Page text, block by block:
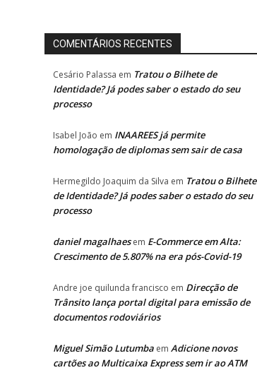
COMENTÁRIOS RECENTES
Cesário Palassa em Tratou o Bilhete de
Identidade? Já podes saber o estado do seu
processo
Isabel João em INAAREES já permite
homologação de diplomas sem sair de casa
Hermegildo Joaquim da Silva em Tratou o Bilhete
de Identidade? Já podes saber o estado do seu
processo
daniel magalhaesem E-Commerce em Alta:
Crescimento de 5.807% na era pós-Covid-19
Andre joe quilunda francisco em Direcção de
Trânsito lança portal digital para emissão de
documentos rodoviários
Miguel Simão Lutumba em Adicione novos
cartões ao Multicaixa Express sem ir ao ATM